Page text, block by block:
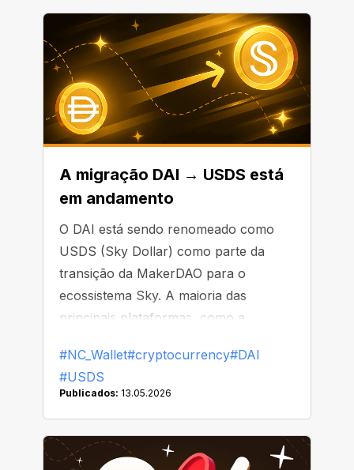
A migração DAI → USDS está
em andamento
O DAI está sendo renomeado como
USDS (Sky Dollar) como parte da
transição da MakerDAO para o
ecossistema Sky. A maioria das
principais plataformas, como a
remover o DAI de suas listas
#NC_Wallet#cryptocurrency#DAI
#USDS
Publicados: 13.05.2026